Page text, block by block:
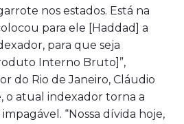
nos estados. Está na
para ele [Haddad] a
para que seja
Interno Bruto]”,
do Rio de Janeiro, Cláudio
o atual indexador torna a
“Nossa dívida hoje,